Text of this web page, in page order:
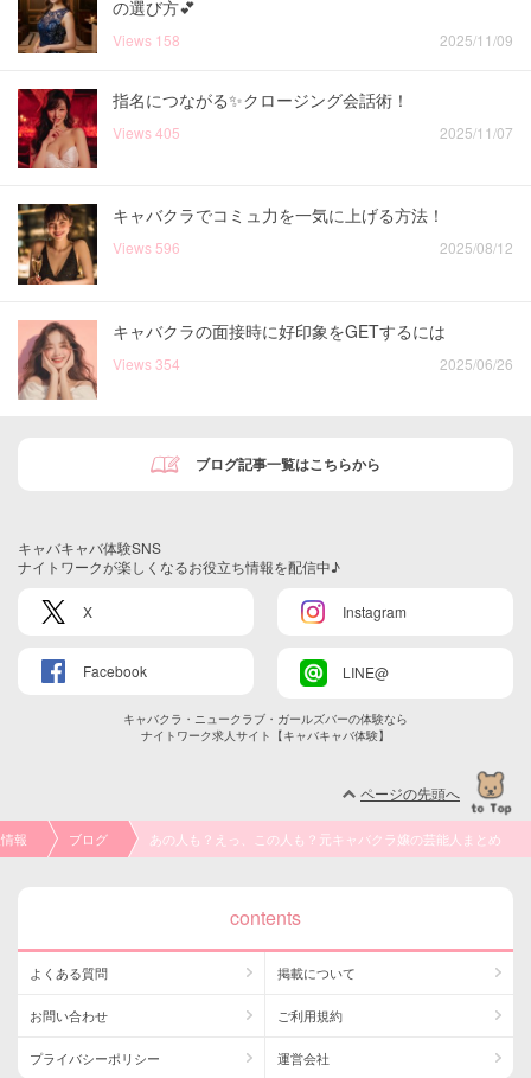
の選び方💕
Views 158 2025/11/09
指名につながる✨クロージング会話術！
Views405 2025/11/07
キャバクラでコミュ力を一気に上げる方法！
Views 596 2025/08/12
キャバクラの面接時に好印象をGETするには
Views354 2025/06/26
ブログ記事一覧はこちらから
キャバキャバ体験SNS
ナイトワークが楽しくなるお役立ち情報を配信中♪
X Instagram
Facebook LINE@
キャバクラ・ニュークラブ・ガールズバーの体験なら
ナイトワーク求人サイト【キャバキャバ体験】
ページの先頭へ
報 ブログ あの人も？えっ、この人も？元キャバクラ嬢の芸能人まとめ
contents
よくある質問 掲載について
お問い合わせ ご利用規約
プライバシーポリシー 運営会社